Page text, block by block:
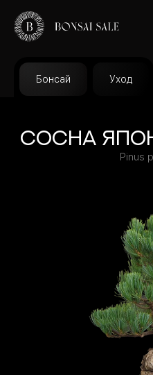
КОНТАКТЫ И ДОСТАВКА
Бонсай Уход
Сосна
Pinus